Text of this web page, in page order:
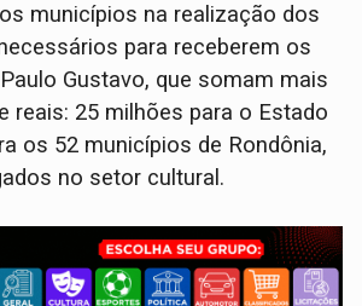
municípios na realização dos
para receberem os
Gustavo, que somam mais
reais: 25 milhões para o Estado
os 52 municípios de Rondônia,
no setor cultural.